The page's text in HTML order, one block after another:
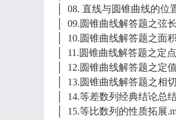
│ 08. 直线与圆锥曲线的位
│ 09.圆锥曲线解答题之弦
│ 10.圆锥曲线解答题之面
│ 11.圆锥曲线解答题之定
│ 12.圆锥曲线解答题之定
│ 13.圆锥曲线解答题之相
│ 14.等差数列经典结论总
│ 15.等比数列的性质拓展